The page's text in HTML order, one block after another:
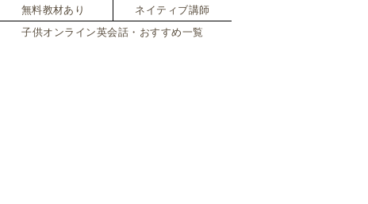
無料教材あり
ネイティブ講師
子供オンライン英会話・おすすめ一覧